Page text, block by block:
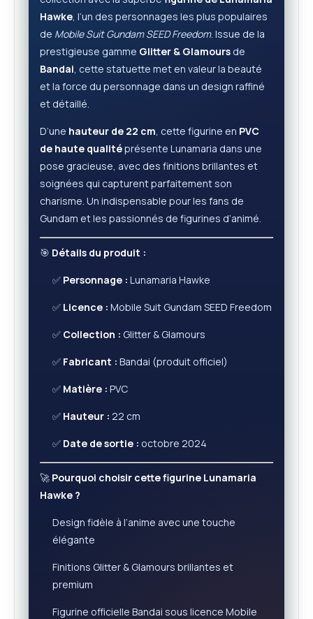
Hawke, l’un des personnages les plus populaires
de Mobile Suit Gundam SEED Freedom. Issue de la
prestigieuse gamme Glitter & Glamours de
Bandai, cette statuette met en valeur la beauté
et la force du personnage dans un design raffiné
et détaillé.
D’une hauteur de 22 cm, cette figurine en PVC
de haute qualitéprésente Lunamaria dans une
pose gracieuse, avec des finitions brillantes et
soignées qui capturent parfaitement son
charisme. Un indispensable pour les fans de
Gundam et les passionnés de figurines d’animé.
🎯 Détails du produit :
✅ Personnage : Lunamaria Hawke
✅ Licence : Mobile Suit Gundam SEED Freedom
✅ Collection : Glitter & Glamours
✅ Fabricant : Bandai (produit officiel)
✅ Matière : PVC
✅ Hauteur : 22 cm
✅ Date de sortie : octobre 2024
🚀 Pourquoi choisir cette figurine Lunamaria
Hawke ?
Design fidèle à l’anime avec une touche
élégante
Finitions Glitter & Glamours brillantes et
premium
Figurine officielle Bandai sous licence Mobile